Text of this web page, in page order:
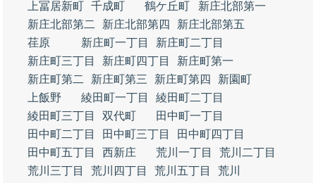
上冨居新町 千成町 鶴ケ丘町
新庄北部第一
新庄北部第二
新庄北部第四
新庄北部第五
荏原
新庄町一丁目
新庄町二丁目
新庄町三丁目
新庄町四丁目
新庄町第一
新庄町第二
新庄町第三 新庄町第四
新園町
上飯野
綾田町一丁目
綾田町二丁目
綾田町三丁目
双代町
田中町一丁目
田中町二丁目
田中町三丁目
田中町四丁目
田中町五丁目
西新庄 荒川一丁目
荒川二丁目
荒川三丁目
荒川四丁目 荒川五丁目
荒川